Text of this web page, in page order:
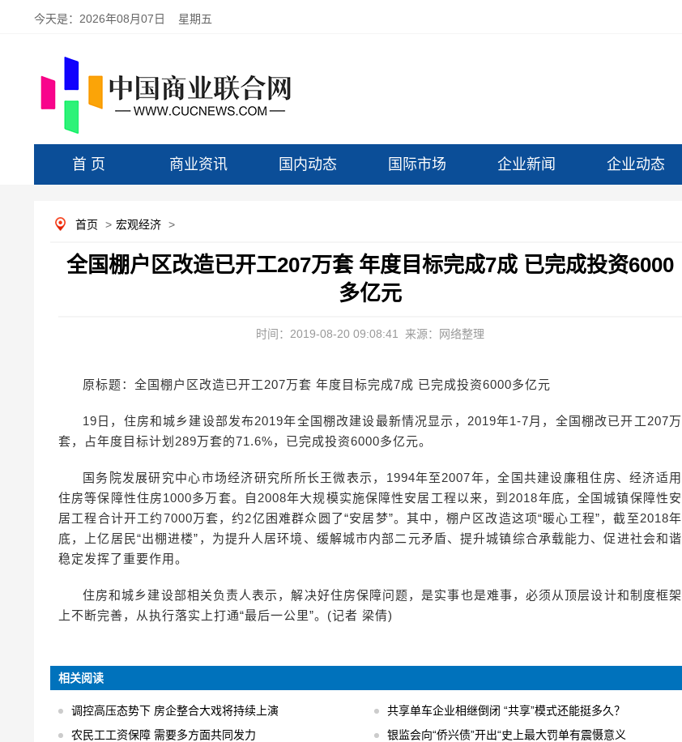
今天是： 2026年08月07日 星期五
首 页 商业资讯 国内动态 国际市场 企业新闻 企业动态
首页 > 宏观经济 >
全国棚户区改造已开工207万套 年度目标完成7成 已完成投资6000
多亿元
时间：2019-08-20 09:08:41 来源：网络整理
原标题：全国棚户区改造已开工207万套 年度目标完成7成 已完成投资6000多亿元
19日，住房和城乡建设部发布2019年全国棚改建设最新情况显示，2019年1-7月，全国棚改已开工207万
套，占年度目标计划289万套的71.6%，已完成投资6000多亿元。
国务院发展研究中心市场经济研究所所长王微表示，1994年至2007年，全国共建设廉租住房、经济适用
住房等保障性住房1000多万套。自2008年大规模实施保障性安居工程以来，到2018年底，全国城镇保障性安
居工程合计开工约7000万套，约2亿困难群众圆了“安居梦”。其中，棚户区改造这项“暖心工程”，截至2018年
底，上亿居民“出棚进楼”，为提升人居环境、缓解城市内部二元矛盾、提升城镇综合承载能力、促进社会和谐
稳定发挥了重要作用。
住房和城乡建设部相关负责人表示，解决好住房保障问题，是实事也是难事，必须从顶层设计和制度框架
上不断完善，从执行落实上打通“最后一公里”。(记者 梁倩)
相关阅读
调控高压态势下 房企整合大戏将持续上演
共享单车企业相继倒闭 “共享”模式还能挺多久？
农民工工资保障 需要多方面共同发力
银监会向“侨兴债”开出“史上最大罚单有震慑意义